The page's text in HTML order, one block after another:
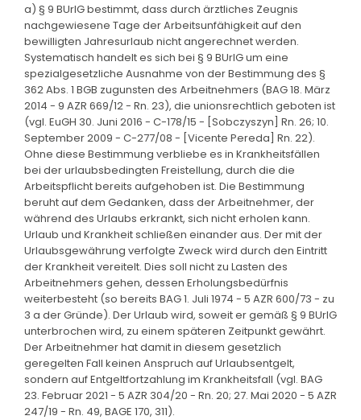
a) § 9 BUrlG bestimmt, dass durch ärztliches Zeugnis
nachgewiesene Tage der Arbeitsunfähigkeit auf den
bewilligten Jahresurlaub nicht angerechnet werden.
Systematisch handelt es sich bei § 9 BUrlG um eine
spezialgesetzliche Ausnahme von der Bestimmung des §
362 Abs. 1 BGB zugunsten des Arbeitnehmers (BAG 18. März
2014 - 9 AZR 669/12 - Rn. 23), die unionsrechtlich geboten ist
(vgl. EuGH 30. Juni 2016 - C-178/15 - [Sobczyszyn] Rn. 26; 10.
September 2009 - C-277/08 - [Vicente Pereda] Rn. 22).
Ohne diese Bestimmung verbliebe es in Krankheitsfällen
bei der urlaubsbedingten Freistellung, durch die die
Arbeitspflicht bereits aufgehoben ist. Die Bestimmung
beruht auf dem Gedanken, dass der Arbeitnehmer, der
während des Urlaubs erkrankt, sich nicht erholen kann.
Urlaub und Krankheit schließen einander aus. Der mit der
Urlaubsgewährung verfolgte Zweck wird durch den Eintritt
der Krankheit vereitelt. Dies soll nicht zu Lasten des
Arbeitnehmers gehen, dessen Erholungsbedürfnis
weiterbesteht (so bereits BAG 1. Juli 1974 - 5 AZR 600/73 - zu
3 a der Gründe). Der Urlaub wird, soweit er gemäß § 9 BUrlG
unterbrochen wird, zu einem späteren Zeitpunkt gewährt.
Der Arbeitnehmer hat damit in diesem gesetzlich
geregelten Fall keinen Anspruch auf Urlaubsentgelt,
sondern auf Entgeltfortzahlung im Krankheitsfall (vgl. BAG
23. Februar 2021 - 5 AZR 304/20 - Rn. 20; 27. Mai 2020 - 5 AZR
247/19 - Rn. 49, BAGE 170, 311).